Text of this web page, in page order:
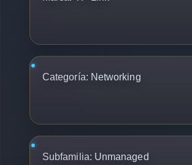
Categoría: Networking
Subfamilia: Unmanaged